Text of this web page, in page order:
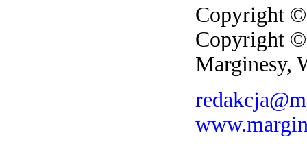
Copyright
Copyright
Marginesy,